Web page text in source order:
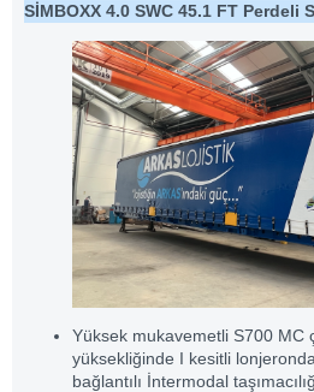
SİMBOXX 4.0 SWC 45.1 FT Perdeli
Yüksek mukavemetli S700 MC
yüksekliğinde I kesitli
bağlantılı İntermodal